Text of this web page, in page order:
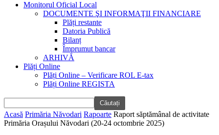
Monitorul Oficial Local
DOCUMENTE ŞI INFORMAŢII FINANCIARE
Plăți restante
Datoria Publică
Bilanț
Împrumut bancar
ARHIVĂ
Plăți Online
Plăți Online – Verificare ROL E-tax
Plăți Online REGISTA
Acasă Primăria Năvodari Rapoarte Raport săptămânal de activitate
Primăria Orașului Năvodari (20-24 octombrie 2025)